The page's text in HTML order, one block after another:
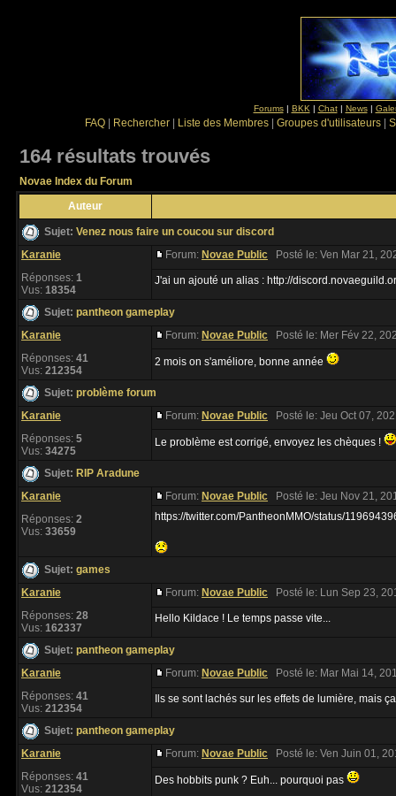
Forums| BKK | Chat| News|
FAQ Rechercher Liste des Membres Groupes d'utilisateurs
164 résultats trouvés
Novae Index du Forum
Auteur
Sujet: Venez nous faire un coucou sur discord
Karanie
Réponses: 1
Vus: 18354
Forum: Novae Public Posté le: Ven Mar 21,
J'ai un ajouté un alias : http://
Sujet: pantheon gameplay
Karanie
Réponses: 41
Vus: 212354
Forum: Novae Public Posté le: Mer Fév 22,
2 mois on s'améliore, bonne année
Sujet: problème forum
Karanie
Réponses: 5
Vus: 34275
Forum: Novae Public Posté le: Jeu Oct 07,
Le problème est corrigé, envoyez les chèques !
Sujet: RIP Aradune
Karanie
Réponses: 2
Vus: 33659
Forum: Novae Public Posté le: Jeu Nov 21,
https://twitter.com/PantheonMMO/status/
Sujet: games
Karanie
Réponses: 28
Vus: 162337
Forum: Novae Public Posté le: Lun Sep 23,
Hello Kildace ! Le temps passe vite...
Sujet: pantheon gameplay
Karanie
Réponses: 41
Vus: 212354
Forum: Novae Public Posté le: Mar Mai 14,
Ils se sont lachés sur les effets de lumière, mais
Sujet: pantheon gameplay
Karanie
Réponses: 41
Vus: 212354
Forum: Novae Public Posté le: Ven Juin 01,
Des hobbits punk ? Euh... pourquoi pas